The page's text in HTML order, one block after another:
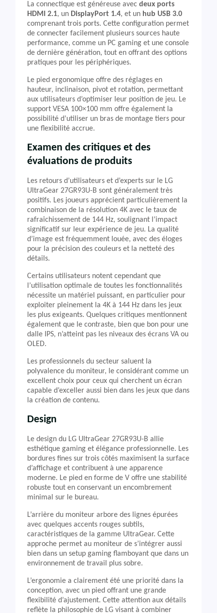
La connectique est généreuse avec deux ports
HDMI 2.1, un DisplayPort 1.4, et un hub USB 3.0
comprenant trois ports. Cette configuration permet
de connecter facilement plusieurs sources haute
performance, comme un PC gaming et une console
de dernière génération, tout en offrant des options
pratiques pour les périphériques.
Le pied ergonomique offre des réglages en
hauteur, inclinaison, pivot et rotation, permettant
aux utilisateurs d’optimiser leur position de jeu. Le
support VESA 100×100 mm offre également la
possibilité d’utiliser un bras de montage tiers pour
une flexibilité accrue.
Examen des critiques et des
évaluations de produits
Les retours d’utilisateurs et d’experts sur le LG
UltraGear 27GR93U-B sont généralement très
positifs. Les joueurs apprécient particulièrement la
combinaison de la résolution 4K avec le taux de
rafraîchissement de 144 Hz, soulignant l’impact
significatif sur leur expérience de jeu. La qualité
d’image est fréquemment louée, avec des éloges
pour la précision des couleurs et la netteté des
détails.
Certains utilisateurs notent cependant que
l’utilisation optimale de toutes les fonctionnalités
nécessite un matériel puissant, en particulier pour
exploiter pleinement la 4K à 144 Hz dans les jeux
les plus exigeants. Quelques critiques mentionnent
également que le contraste, bien que bon pour une
dalle IPS, n’atteint pas les niveaux des écrans VA ou
OLED.
Les professionnels du secteur saluent la
polyvalence du moniteur, le considérant comme un
excellent choix pour ceux qui cherchent un écran
capable d’exceller aussi bien dans les jeux que dans
la création de contenu.
Design
Le design du LG UltraGear 27GR93U-B allie
esthétique gaming et élégance professionnelle. Les
bordures fines sur trois côtés maximisent la surface
d’affichage et contribuent à une apparence
moderne. Le pied en forme de V offre une stabilité
robuste tout en conservant un encombrement
minimal sur le bureau.
L’arrière du moniteur arbore des lignes épurées
avec quelques accents rouges subtils,
caractéristiques de la gamme UltraGear. Cette
approche permet au moniteur de s’intégrer aussi
bien dans un setup gaming flamboyant que dans un
environnement de travail plus sobre.
L’ergonomie a clairement été une priorité dans la
conception, avec un pied offrant une grande
flexibilité d’ajustement. Cette attention aux détails
reflète la philosophie de LG visant à combiner